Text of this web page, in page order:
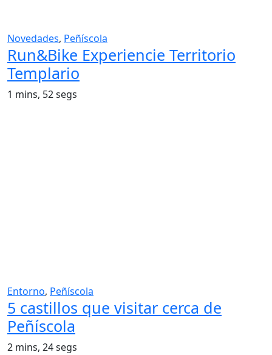
Novedades, Peñíscola
Run&Bike Experiencie Territorio
Templario
1 mins, 52 segs
Entorno, Peñíscola
5 castillos que visitar cerca de
Peñíscola
2 mins, 24 segs